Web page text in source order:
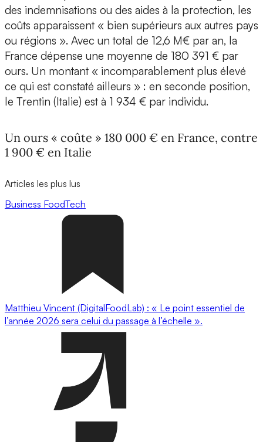
des indemnisations ou des aides à la protection, les
coûts apparaissent « bien supérieurs aux autres pays
ou régions ». Avec un total de 12,6 M€ par an, la
France dépense une moyenne de 180 391 € par
ours. Un montant « incomparablement plus élevé
ce qui est constaté ailleurs » : en seconde position,
le Trentin (Italie) est à 1 934 € par individu.
Un ours « coûte » 180 000 € en France, contre
1 900 € en Italie
Articles les plus lus
Business FoodTech
Matthieu Vincent (DigitalFoodLab) : « Le point essentiel de
l’année 2026 sera celui du passage à l’échelle ».